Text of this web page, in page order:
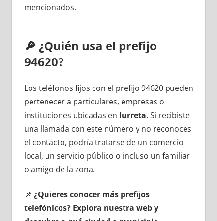
mencionados.
🔎 ¿Quién usa el prefijo
94620?
Los teléfonos fijos сοn el prefijo 94620 pueden
pertenecer а particulares, empresas ο
instituciones ubicadas en Iurreta. Si recibiste
una llamada сοn еstе número у no reconoces
el contacto, podría tratarse dе un comercio
local, un servicio público ο incluso un familiar
ο amigo dе la zona.
📌 ¿Quieres conocer mа́s prefijos
telefónicos? Explora nuestra web у